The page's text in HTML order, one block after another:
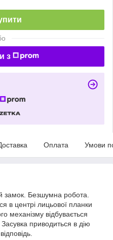
з
Оплата Умови
замок. Безшумна робота.
в центрі лицьової планки
механізму відбувається
приводиться в дію